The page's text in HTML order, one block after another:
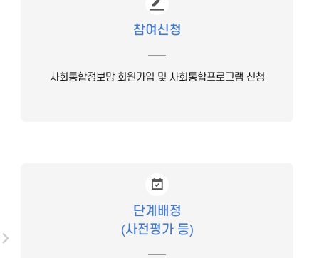
참여신청
사회통합정보망 회원가입 및 사회통합프로그램 신청
단계배정
(사전평가 등)